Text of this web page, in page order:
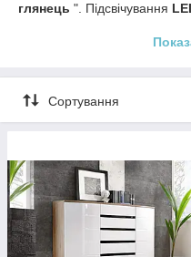
глянець ". Підсвічування
відкриття легким
Стильний та
чудове рішення для
високоякісних матеріалів.
зручного зберігання всіх
Сортування